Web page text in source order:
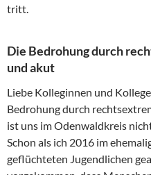
tritt.
Die Bedrohung durch
und akut
Liebe Kolleginnen und
Bedrohung durch
ist uns im Odenwaldkreis
Schon als ich 2016 im
geflüchteten Jugendlichen